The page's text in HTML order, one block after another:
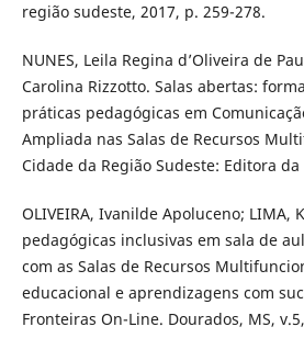
região sudeste, 2017, p. 259-278.
NUNES, Leila Regina d’Oliveira de
Carolina Rizzotto. Salas abertas:
práticas pedagógicas em
Ampliada nas Salas de Recursos
Cidade da Região Sudeste: Editora
OLIVEIRA, Ivanilde Apoluceno; LIMA,
pedagógicas inclusivas em sala de
com as Salas de Recursos
educacional e aprendizagens com
Fronteiras On-Line. Dourados, MS,